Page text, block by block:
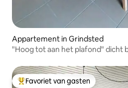
Appartement in Grindsted
"Hoog tot aan het plafond" dicht
Topfavoriet van gasten
Favoriet van gasten